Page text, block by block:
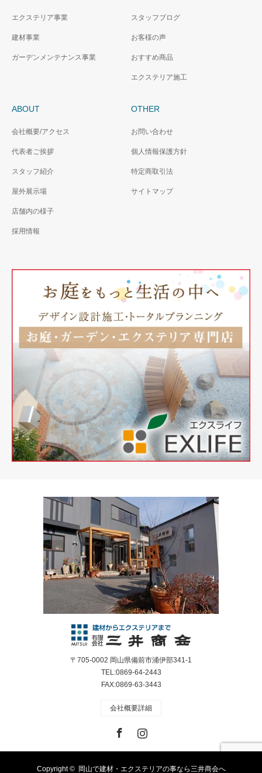
エクステリア事業
建材事業
ガーデンメンテナンス事業
スタッフブログ
お客様の声
おすすめ商品
エクステリア施工
ABOUT
会社概要/アクセス
代表者ご挨拶
スタッフ紹介
屋外展示場
店舗内の様子
採用情報
OTHER
お問い合わせ
個人情報保護方針
特定商取引法
サイトマップ
〒705-0002 岡山県備前市浦伊部341-1
TEL:0869-64-2443
FAX:0869-63-3443
会社概要詳細
Copyright © 岡山で建材・エクステリアの事なら三井商会へ